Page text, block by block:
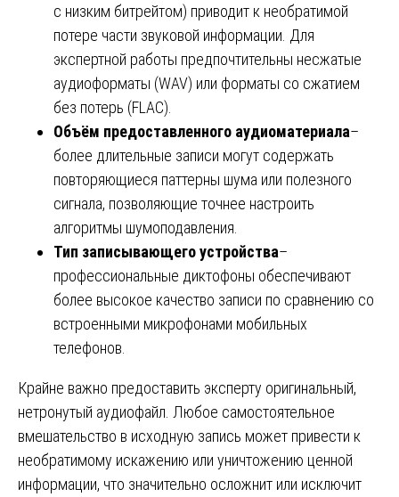
с низким битрейтом) приводит к необратимой
потере части звуковой информации. Для
экспертной работы предпочтительны несжатые
аудиоформаты (WAV) или форматы со сжатием
без потерь (FLAC).
Объём предоставленного аудиоматериала–
более длительные записи могут содержать
повторяющиеся паттерны шума или полезного
сигнала, позволяющие точнее настроить
алгоритмы шумоподавления.
Тип записывающего устройства–
профессиональные диктофоны обеспечивают
более высокое качество записи по сравнению со
встроенными микрофонами мобильных
телефонов.
Крайне важно предоставить эксперту оригинальный,
нетронутый аудиофайл. Любое самостоятельное
вмешательство в исходную запись может привести к
необратимому искажению или уничтожению ценной
информации, что значительно осложнит или исключит